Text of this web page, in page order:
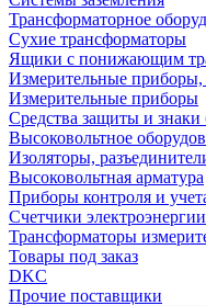
Трансформаторное
Сухие трансформаторы
Ящики с понижающим
Измерительные приборы,
Измерительные приборы
Средства защиты и знаки
Высоковольтное
Изоляторы,
Высоковольтная арматура
Приборы контроля и
Счетчики электроэнергии
Трансформаторы
Товары под заказ
DKC
Прочие поставщики